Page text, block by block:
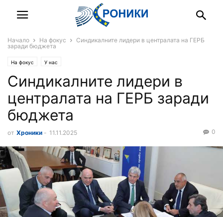
Начало На фокус
Синдикалните лидери в централата на ГЕРБ
заради бюджета
На фокус У нас
Синдикалните лидери в
централата на ГЕРБ заради
бюджета
от Хроники - 11.11.2025 0